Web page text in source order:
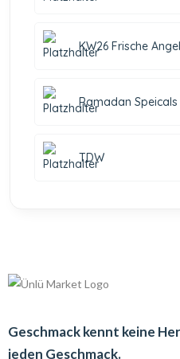
KW26 Frische
Ramadan Speicals
TDW
Geschmack kennt keine
jeden Geschmack.